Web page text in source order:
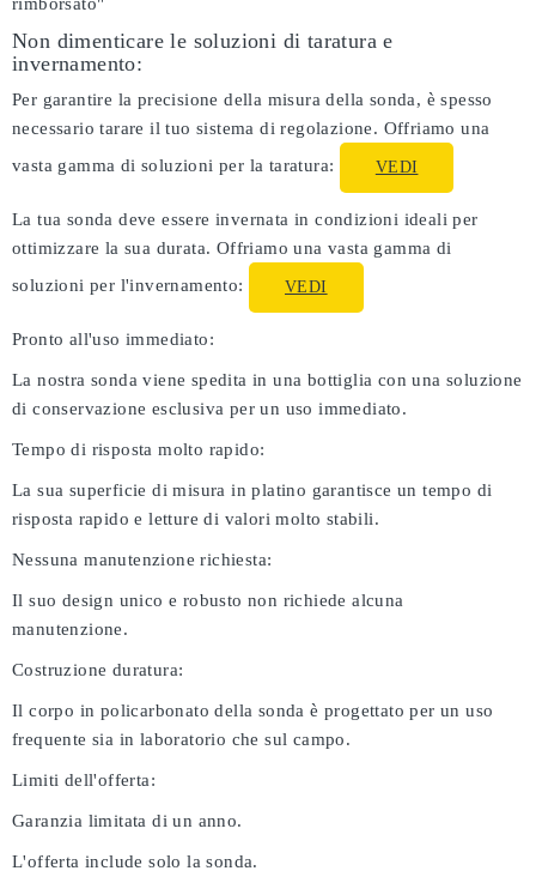
Non dimenticare le soluzioni di taratura e
invernamento:
Per garantire la precisione della misura della sonda, è spesso
necessario tarare il tuo sistema di regolazione. Offriamo una
vasta gamma di soluzioni per la taratura:
VEDI
La tua sonda deve essere invernata in condizioni ideali per
ottimizzare la sua durata. Offriamo una vasta gamma di
soluzioni per l'invernamento:
VEDI
Pronto all'uso immediato:
La nostra sonda viene spedita in una bottiglia con una soluzione
di conservazione esclusiva per un uso immediato.
Tempo di risposta molto rapido:
La sua superficie di misura in platino garantisce un tempo di
risposta rapido e letture di valori molto stabili.
Nessuna manutenzione richiesta:
Il suo design unico e robusto non richiede alcuna
manutenzione.
Costruzione duratura:
Il corpo in policarbonato della sonda è progettato per un uso
frequente sia in laboratorio che sul campo.
Limiti dell'offerta:
Garanzia limitata di un anno.
L'offerta include solo la sonda.